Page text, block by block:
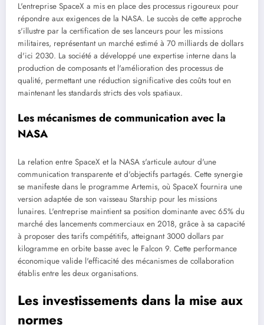
L'entreprise SpaceX a mis en place des processus rigoureux pour
répondre aux exigences de la NASA. Le succès de cette approche
s'illustre par la certification de ses lanceurs pour les missions
militaires, représentant un marché estimé à 70 milliards de dollars
d'ici 2030. La société a développé une expertise interne dans la
production de composants et l'amélioration des processus de
qualité, permettant une réduction significative des coûts tout en
maintenant les standards stricts des vols spatiaux.
Les mécanismes de communication avec la
NASA
La relation entre SpaceX et la NASA s'articule autour d'une
communication transparente et d'objectifs partagés. Cette synergie
se manifeste dans le programme Artemis, où SpaceX fournira une
version adaptée de son vaisseau Starship pour les missions
lunaires. L'entreprise maintient sa position dominante avec 65% du
marché des lancements commerciaux en 2018, grâce à sa capacité
à proposer des tarifs compétitifs, atteignant 3000 dollars par
kilogramme en orbite basse avec le Falcon 9. Cette performance
économique valide l'efficacité des mécanismes de collaboration
établis entre les deux organisations.
Les investissements dans la mise aux
normes